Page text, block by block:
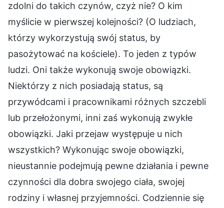
zdolni do takich czynów, czyż nie? O kim
myślicie w pierwszej kolejności? (O ludziach,
którzy wykorzystują swój status, by
pasożytować na kościele). To jeden z typów
ludzi. Oni także wykonują swoje obowiązki.
Niektórzy z nich posiadają status, są
przywódcami i pracownikami różnych szczebli
lub przełożonymi, inni zaś wykonują zwykłe
obowiązki. Jaki przejaw występuje u nich
wszystkich? Wykonując swoje obowiązki,
nieustannie podejmują pewne działania i pewne
czynności dla dobra swojego ciała, swojej
rodziny i własnej przyjemności. Codziennie się